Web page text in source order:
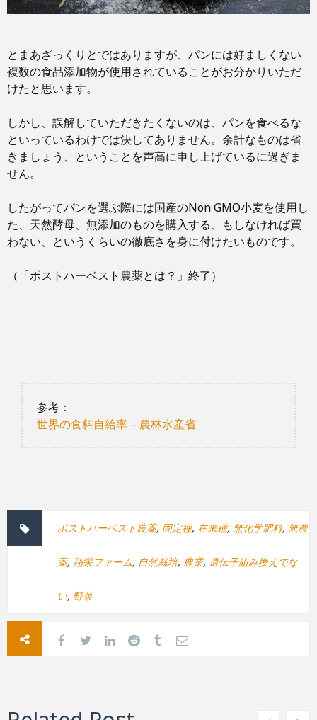
とまあざっくりとではありますが、パンには好ましくない
複数の食品添加物が使用されていることがお分かりいただ
けたと思います。
しかし、誤解していただきたくないのは、パンを食べるな
といっているわけでは決してありません。余計なものは省
きましょう、ということを声高に申し上げているに過ぎま
せん。
したがってパンを選ぶ際には国産のNon GMO小麦を使用し
た、天然酵母、無添加のものを購入する、もしなければ買
わない、というくらいの徹底さを身に付けたいものです。
（「ポストハーベスト農薬とは？」終了）
参考：
世界の食料自給率 – 農林水産省
ポストハーベスト農薬, 固定種, 在来種, 無化学肥料, 無農
薬, 翔栄ファーム, 自然栽培, 農業, 遺伝子組み換えでな
い, 野菜